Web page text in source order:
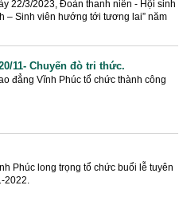
22/3/2023, Đoàn thanh niên - Hội sinh
– Sinh viên hướng tới tương lai” năm
11- Chuyến đò tri thức.
đẳng Vĩnh Phúc tổ chức thành công
Phúc long trọng tổ chức buổi lễ tuyên
2022.